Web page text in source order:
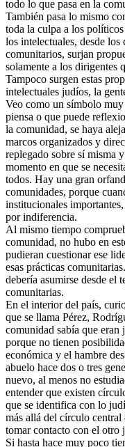
todo lo que pasa en la
También pasa lo mismo
toda la culpa a los
los intelectuales, desde los
comunitarios, surjan
solamente a los dirigentes
Tampoco surgen estas
intelectuales judíos, la
Veo como un símbolo
piensa o que puede
la comunidad, se haya
marcos organizados y
replegado sobre sí misma
momento en que se
todos. Hay una gran
comunidades, porque
institucionales
por indiferencia.
Al mismo tiempo
comunidad, no hubo en
pudieran cuestionar ese
esas prácticas
debería asumirse desde el
comunitarias.
En el interior del país,
que se llama Pérez,
comunidad sabía que eran
porque no tienen
económica y el hambre
abuelo hace dos o tres
nuevo, al menos no
entender que existen
que se identifica con lo
más allá del círculo
tomar contacto con el otro
Si hasta hace muy poco